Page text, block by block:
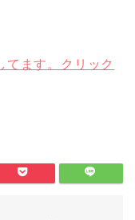
てます。クリック